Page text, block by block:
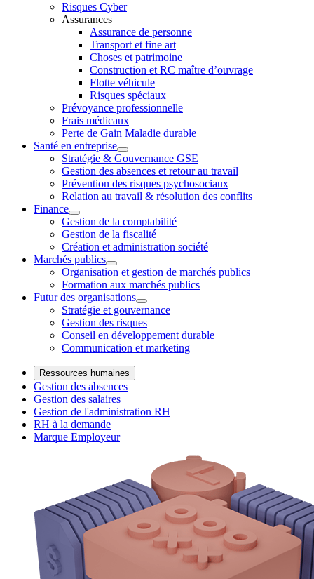
Risques Cyber
Assurances
Assurance de personne
Transport et fine art
Choses et patrimoine
Construction et RC maître d’ouvrage
Flotte véhicule
Risques spéciaux
Prévoyance professionnelle
Frais médicaux
Perte de Gain Maladie durable
Santé en entreprise
Stratégie & Gouvernance GSE
Gestion des absences et retour au travail
Prévention des risques psychosociaux
Relation au travail & résolution des conflits
Finance
Gestion de la comptabilité
Gestion de la fiscalité
Création et administration société
Marchés publics
Organisation et gestion de marchés publics
Formation aux marchés publics
Futur des organisations
Stratégie et gouvernance
Gestion des risques
Conseil en développement durable
Communication et marketing
Ressources humaines
Gestion des absences
Gestion des salaires
Gestion de l'administration RH
RH à la demande
Marque Employeur